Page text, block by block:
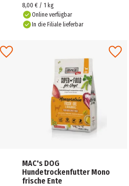
8,00 € / 1 kg
Online verfügbar
In die Filiale lieferbar
MAC's DOG
Hundetrockenfutter Mono
frische Ente